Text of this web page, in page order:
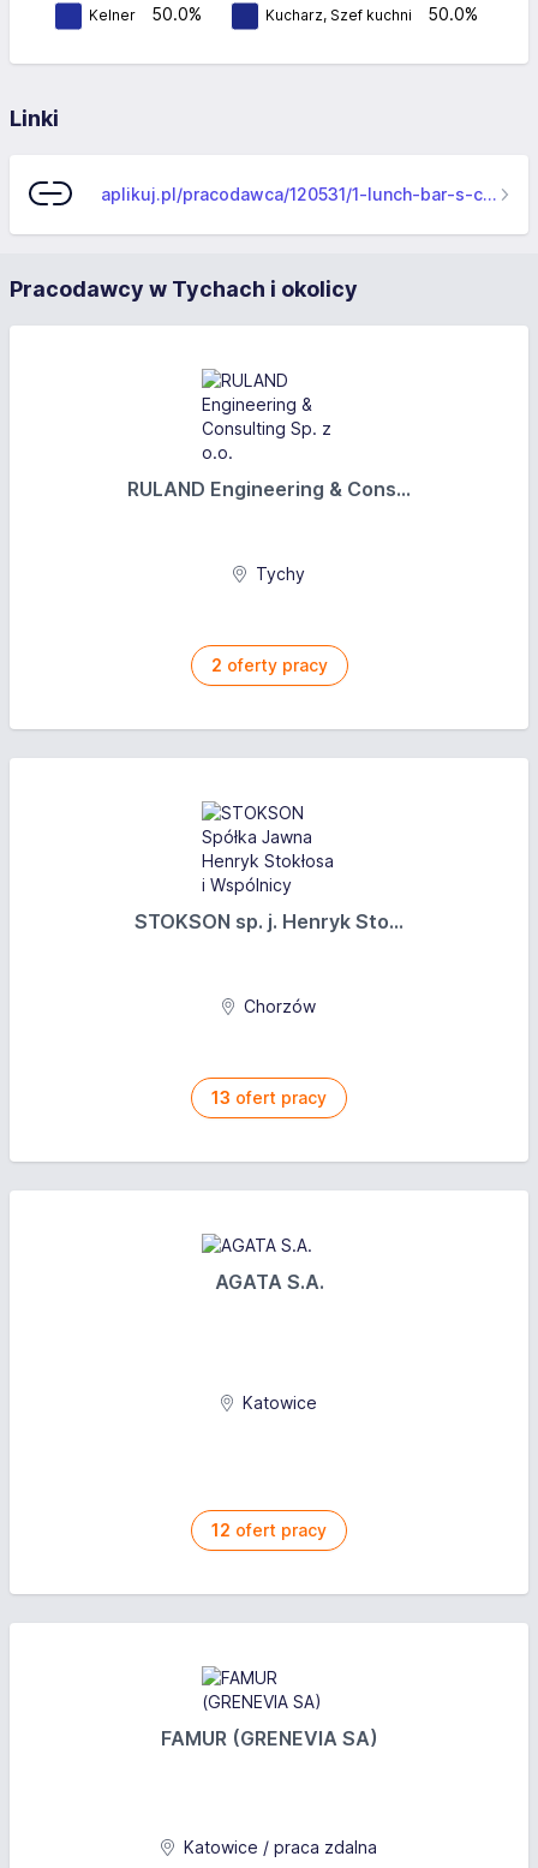
Kelner 50.0% Kucharz, Szef kuchni 50.0%
Linki
aplikuj.pl/pracodawca/120531/1-lunch-bar-s-c-piotr-kret-2-koneser-piotr-kret
Pracodawcy w Tychach i okolicy
RULAND Engineering & Cons...
Tychy
2 oferty pracy
STOKSON sp. j. Henryk Sto...
Chorzów
13 ofert pracy
AGATA S.A.
Katowice
12 ofert pracy
FAMUR (GRENEVIA SA)
Katowice / praca zdalna